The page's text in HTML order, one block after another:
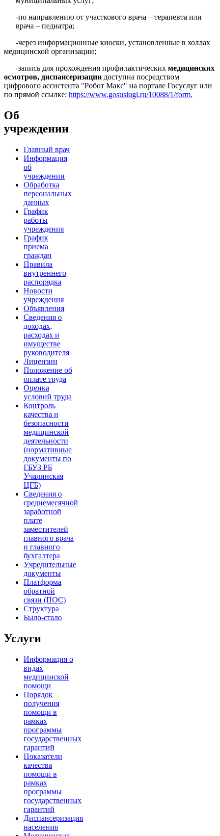
-по направлению от участкового врача – терапевта или
врача – педиатра;
-через информационные киоски, установленные в холлах
медицинской организации;
-запись для прохождения профилактических медицинских
осмотров, диспансеризации доступна посредством
цифрового ассистента "Робот Макс" на портале Госуслуг или
по прямой ссылке: https://www.gosuslugi.ru/10088/1/form.
Об
учреждении
Главный врач
Информация
об
учреждении
Обработка
персональных
данных
График
работы
учреждения
График
приема
граждан
Правила
внутреннего
распорядка
Новости
учреждения
Объявления
Сведения о
доходах,
расходах и
имуществе
руководителя
Лицензии
Положение об
оплате труда
Оценка
условий труда
Контроль
качества и
безопасности
медицинской
деятельности
(нормативные
документы по
ГБУЗ РБ
Учалинская
ЦГБ)
Сведения о
среднемесячной
заработной
плате
заместителей
главного врача
и главного
бухгалтера
Учредительные
документы
Платформа
обратной
связи (ПОС)
Структура
Было-стало
Услуги
Информация о
видах
медицинской
помощи
Порядок
получения
помощи в
рамках
программы
государственных
гарантий
Показатели
качества
помощи в
рамках
программы
государственных
гарантий
Диспансеризация
населения